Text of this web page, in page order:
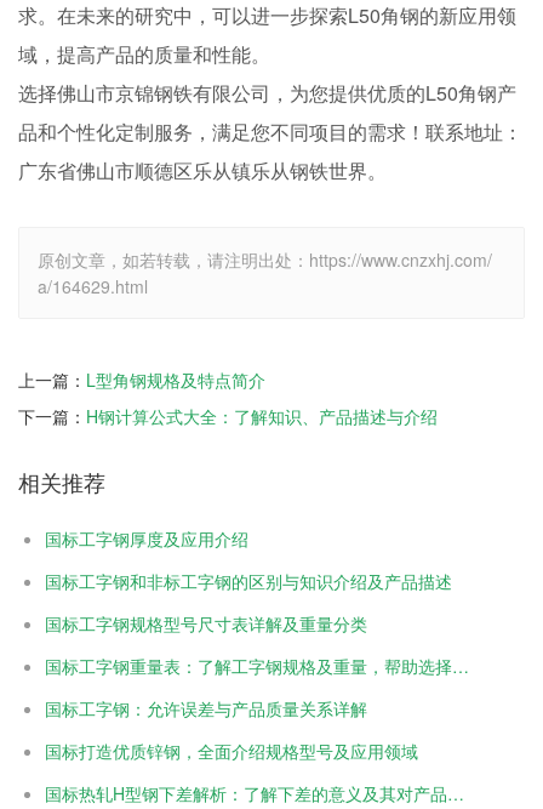
求。在未来的研究中，可以进一步探索L50角钢的新应用领
域，提高产品的质量和性能。
选择佛山市京锦钢铁有限公司，为您提供优质的L50角钢产
品和个性化定制服务，满足您不同项目的需求！联系地址：
广东省佛山市顺德区乐从镇乐从钢铁世界。
原创文章，如若转载，请注明出处：https://www.cnzxhj.com/
a/164629.html
上一篇： L型角钢规格及特点简介
下一篇： H钢计算公式大全：了解知识、产品描述与介绍
相关推荐
国标工字钢厚度及应用介绍
国标工字钢和非标工字钢的区别与知识介绍及产品描述
国标工字钢规格型号尺寸表详解及重量分类
国标工字钢重量表：了解工字钢规格及重量，帮助选择合适的材料
国标工字钢：允许误差与产品质量关系详解
国标打造优质锌钢，全面介绍规格型号及应用领域
国标热轧H型钢下差解析：了解下差的意义及其对产品的影响